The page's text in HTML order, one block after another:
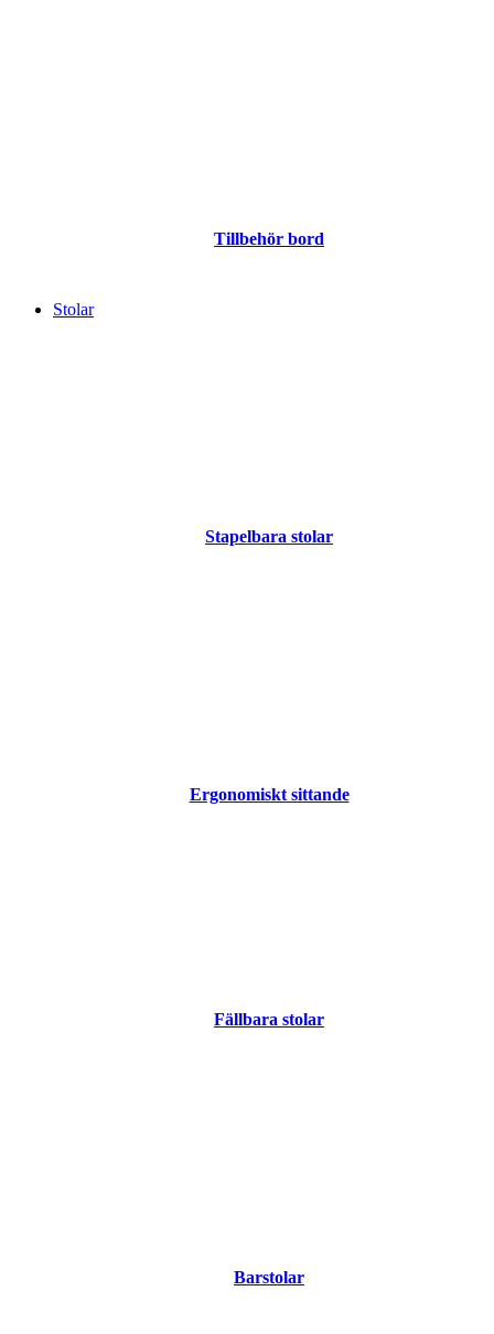
Tillbehör bord
Stolar
Stapelbara stolar
Ergonomiskt sittande
Fällbara stolar
Barstolar